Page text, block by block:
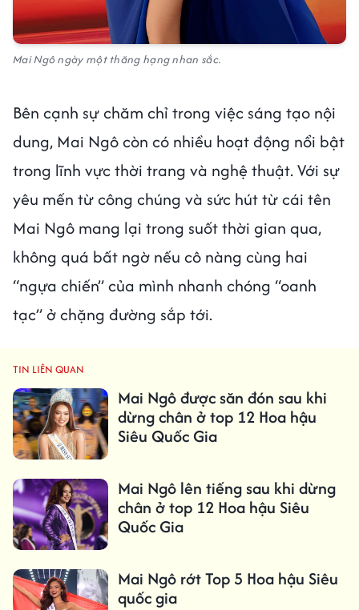
Mai Ngô ngày một thăng hạng nhan sắc.
Bên cạnh sự chăm chỉ trong việc sáng tạo nội
dung, Mai Ngô còn có nhiều hoạt động nổi bật
trong lĩnh vực thời trang và nghệ thuật. Với sự
yêu mến từ công chúng và sức hút từ cái tên
Mai Ngô mang lại trong suốt thời gian qua,
không quá bất ngờ nếu cô nàng cùng hai
“ngựa chiến” của mình nhanh chóng “oanh
tạc” ở chặng đường sắp tới.
TIN LIÊN QUAN
Mai Ngô được săn đón sau khi
dừng chân ở top 12 Hoa hậu
Siêu Quốc Gia
Mai Ngô lên tiếng sau khi dừng
chân ở top 12 Hoa hậu Siêu
Quốc Gia
Mai Ngô rớt Top 5 Hoa hậu Siêu
quốc gia